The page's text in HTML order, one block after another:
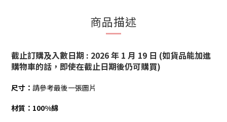
商品描述
截止訂購及入數日期 : 2026 年 1 月 19 日 (如貨品能加進
購物車的話，即使在截止日期後仍可購買)
尺寸： 請參考最後一張圖片
材質：100%綿